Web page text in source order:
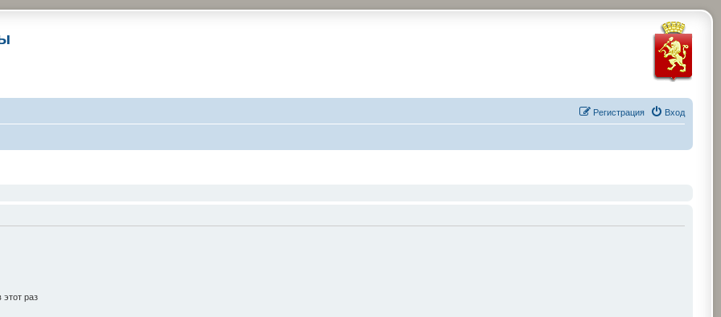
Вход
Регистрация
раз